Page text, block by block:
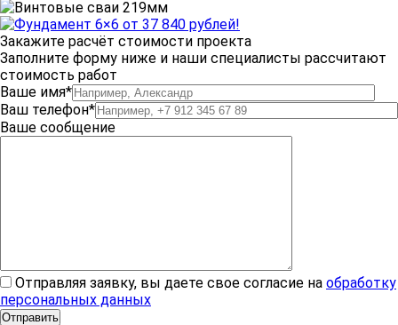
Закажите расчёт стоимости проекта
Заполните форму ниже и наши специалисты рассчитают
стоимость работ
Ваше имя*
Ваш телефон*
Ваше сообщение
Отправляя заявку, вы даете свое согласие на обработку
персональных данных